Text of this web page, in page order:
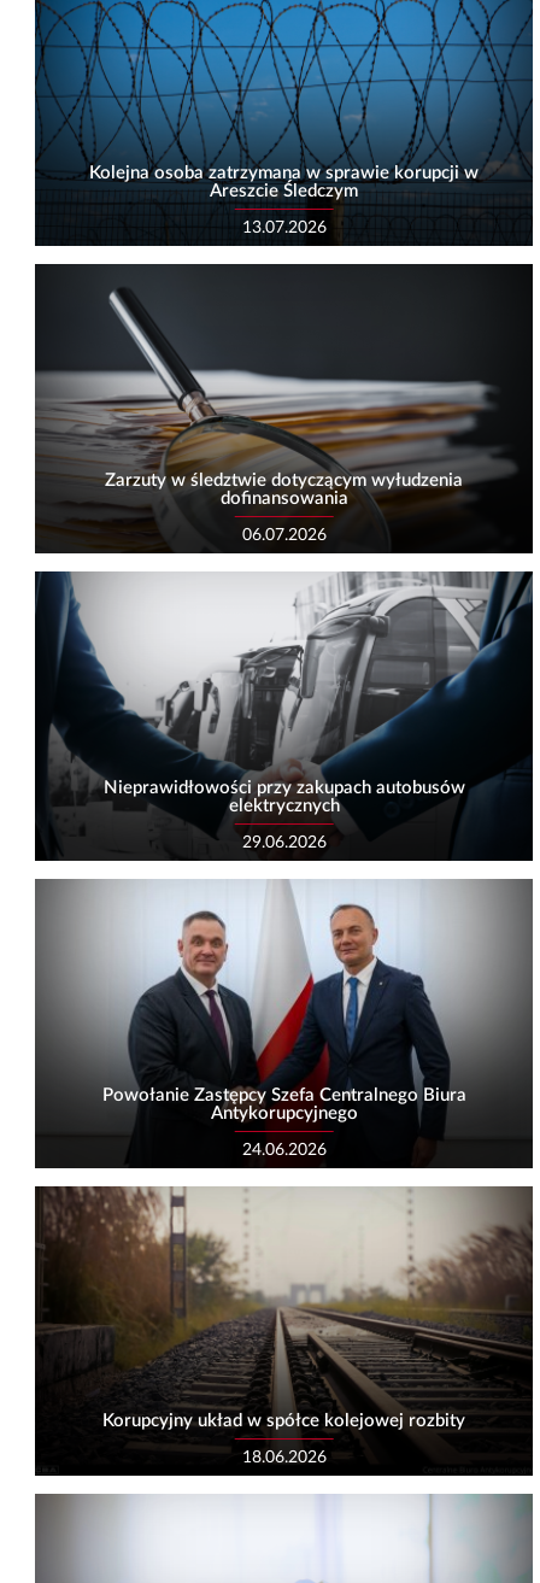
Kolejna osoba zatrzymana w sprawie korupcji w
Areszcie Śledczym
13.07.2026
Zarzuty w śledztwie dotyczącym wyłudzenia
dofinansowania
06.07.2026
Nieprawidłowości przy zakupach autobusów
elektrycznych
29.06.2026
Powołanie Zastępcy Szefa Centralnego Biura
Antykorupcyjnego
24.06.2026
Korupcyjny układ w spółce kolejowej rozbity
18.06.2026